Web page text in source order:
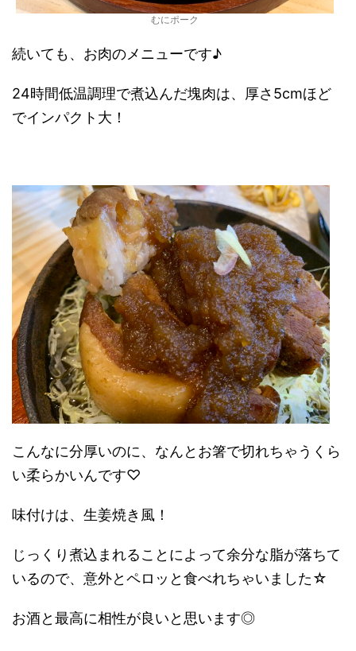
むにポーク
続いても、お肉のメニューです♪
24時間低温調理で煮込んだ塊肉は、厚さ5cmほど
でインパクト大！
こんなに分厚いのに、なんとお箸で切れちゃうくら
い柔らかいんです♡
味付けは、生姜焼き風！
じっくり煮込まれることによって余分な脂が落ちて
いるので、意外とペロッと食べれちゃいました☆
お酒と最高に相性が良いと思います◎